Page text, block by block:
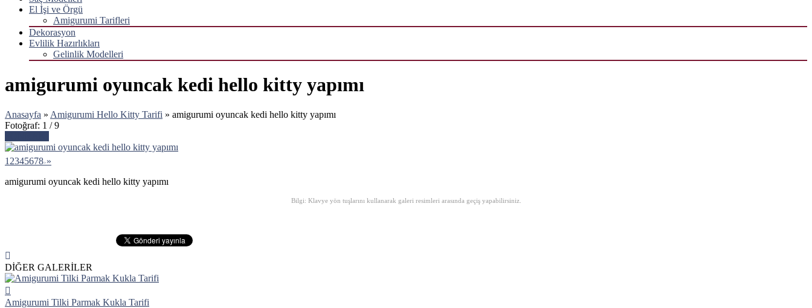
El İşi ve Örgü
Amigurumi Tarifleri
Dekorasyon
Evlilik Hazırlıkları
Gelinlik Modelleri
amigurumi oyuncak kedi hello kitty yapımı
Anasayfa » Amigurumi Hello Kitty Tarifi » amigurumi oyuncak kedi hello kitty yapımı
Fotoğraf: 1 / 9
1 2345678> »
amigurumi oyuncak kedi hello kitty yapımı
Bilgi: Klavye yön tuşlarını kullanarak galeri resimleri arasında geçiş yapabilirsiniz.
DİĞER GALERİLER
Amigurumi Tilki Parmak Kukla Tarifi